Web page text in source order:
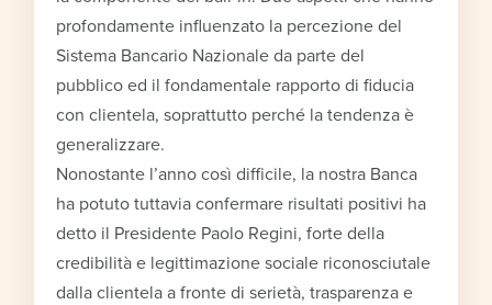
profondamente influenzato la percezione del
Sistema Bancario Nazionale da parte del
pubblico ed il fondamentale rapporto di fiducia
con clientela, soprattutto perché la tendenza è
generalizzare.
Nonostante l’anno così difficile, la nostra Banca
ha potuto tuttavia confermare risultati positivi ha
detto il Presidente Paolo Regini, forte della
credibilità e legittimazione sociale riconosciutale
dalla clientela a fronte di serietà, trasparenza e